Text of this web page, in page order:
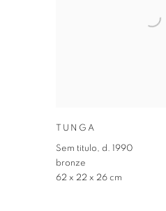
TUNGA
Sem titulo, d. 1990
bronze
62 x 22 x 26 cm